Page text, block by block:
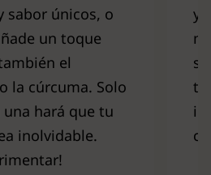
sabor únicos, o
un toque
el
la cúrcuma. Solo
hará que tu
inolvidable.
y